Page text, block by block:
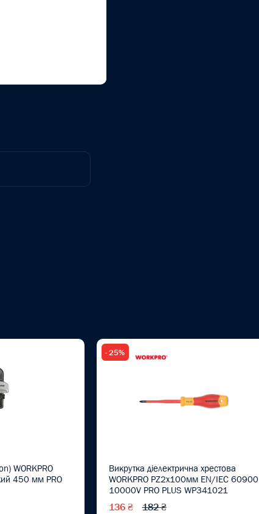
WORKPRO
450 мм PRO
- 25%
Викрутка діелектрична хрестова
WORKPRO PZ2x100мм EN/IEC 60900
10000V PRO PLUS WP341021
136 ₴ 182 ₴